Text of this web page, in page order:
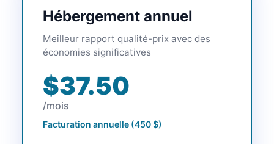
Hébergement annuel
Meilleur rapport qualité-prix avec des
économies significatives
$37.50
/mois
Facturation annuelle (450 $)